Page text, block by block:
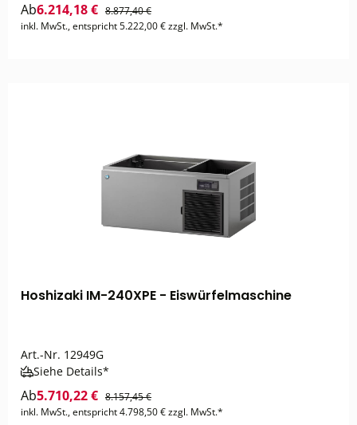
Ab6.214,18 € 8.877,40 €
inkl. MwSt., entspricht 5.222,00 € zzgl. MwSt.*
Hoshizaki IM-240XPE - Eiswürfelmaschine
Art.-Nr. 12949G
Siehe Details*
Ab5.710,22 € 8.157,45 €
inkl. MwSt., entspricht 4.798,50 € zzgl. MwSt.*